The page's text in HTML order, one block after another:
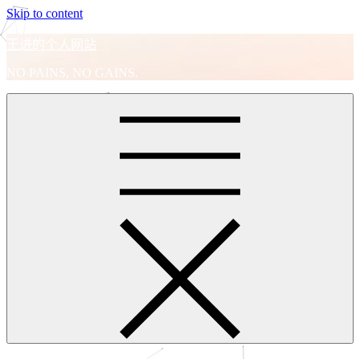
Skip to content
王进的个人网站
NO PAINS, NO GAINS.